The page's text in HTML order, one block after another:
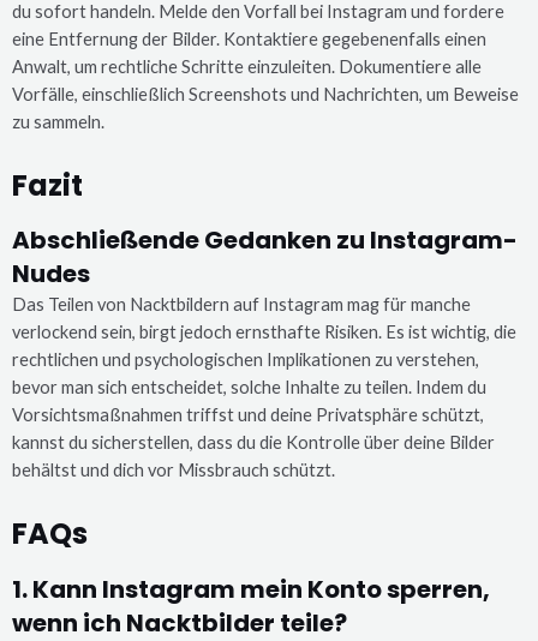
du sofort handeln. Melde den Vorfall bei Instagram und fordere
eine Entfernung der Bilder. Kontaktiere gegebenenfalls einen
Anwalt, um rechtliche Schritte einzuleiten. Dokumentiere alle
Vorfälle, einschließlich Screenshots und Nachrichten, um Beweise
zu sammeln.
Fazit
Abschließende Gedanken zu Instagram-
Nudes
Das Teilen von Nacktbildern auf Instagram mag für manche
verlockend sein, birgt jedoch ernsthafte Risiken. Es ist wichtig, die
rechtlichen und psychologischen Implikationen zu verstehen,
bevor man sich entscheidet, solche Inhalte zu teilen. Indem du
Vorsichtsmaßnahmen triffst und deine Privatsphäre schützt,
kannst du sicherstellen, dass du die Kontrolle über deine Bilder
behältst und dich vor Missbrauch schützt.
FAQs
1. Kann Instagram mein Konto sperren,
wenn ich Nacktbilder teile?